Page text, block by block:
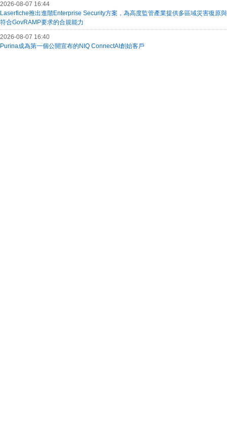
2026-08-07 16:44
Laserfiche推出進階Enterprise Security方案，為高度監管產業提供多區域災害復原與
符合GovRAMP要求的合規能力
2026-08-07 16:40
Purina成為第一個公開宣布的NIQ ConnectAI創始客戶